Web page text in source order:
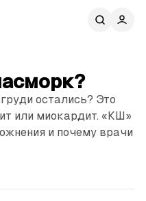
остались? Это
или миокардит. «КШ»
и почему врачи